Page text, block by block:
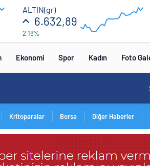
ALTIN(gr)
6.632,89
2,18%
08:00
Ekonomi Spor Kadın Foto
Kritoparalar Borsa Diğer Haberler